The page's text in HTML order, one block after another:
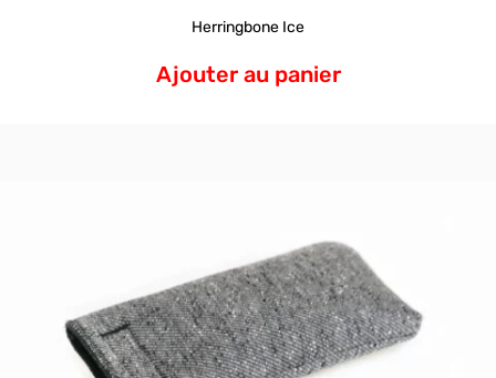
Herringbone Ice
Ajouter au panier